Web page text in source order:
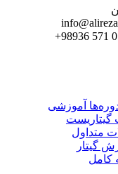
آموزشی
متداول
گیتار
کامل